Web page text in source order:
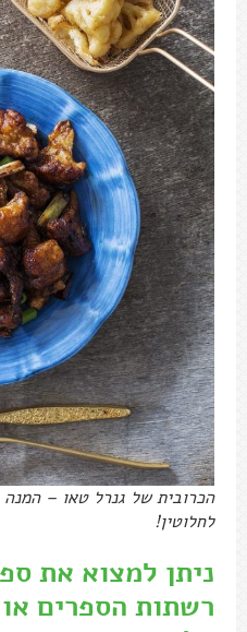
הכרובית של גנרל טאו –
לחלוטין!
ניתן למצוא את
רשתות הספרים או